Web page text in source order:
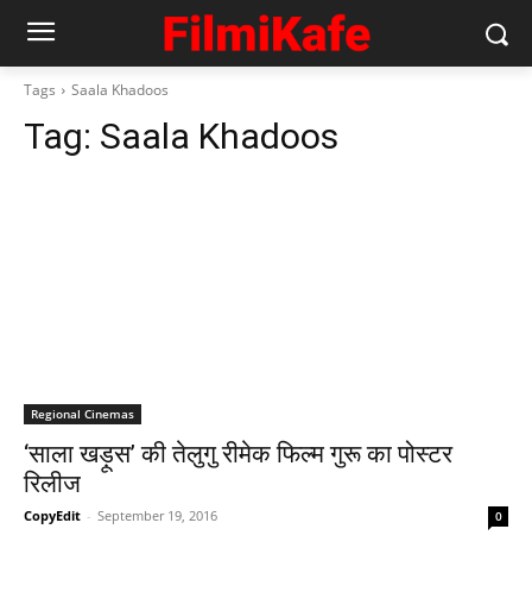
Tags Saala Khadoos
Tag: Saala Khadoos
Regional Cinemas
‘साला खड़ूस’ की तेलुगु रीमेक फिल्‍म गुरू का पोस्‍टर
रिलीज
CopyEdit - September 19, 2016 0